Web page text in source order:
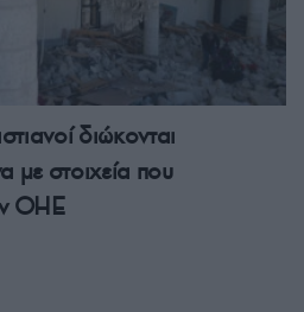
διώκονται
στοιχεία που
ΟΗΕ